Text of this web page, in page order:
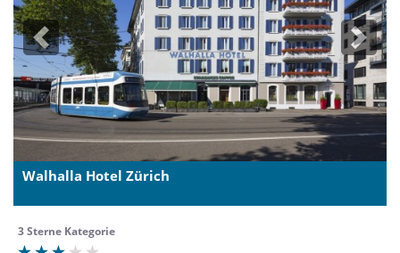
Previous Next
Walhalla Hotel Zürich
3 Sterne Kategorie